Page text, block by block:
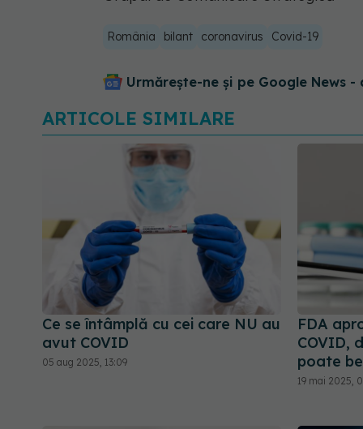
România bilant coronavirus Covid-19
Urmărește-ne și pe Google News -
ARTICOLE SIMILARE
Ce se întâmplă cu cei care NU au
avut COVID
05 aug 2025, 13:09
FDA
COVID,
poate
19 mai 2025,